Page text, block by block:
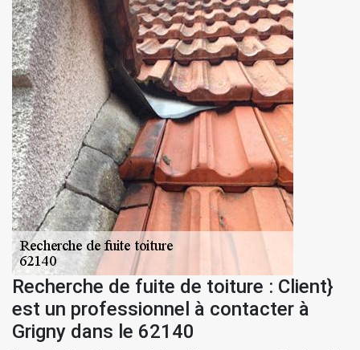
Recherche de fuite de toiture : Client}
est un professionnel à contacter à
Grigny dans le 62140